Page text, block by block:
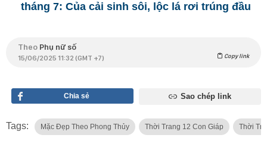
tháng 7: Của cải sinh sôi, lộc lá rơi trúng đầu
Theo Phụ nữ số
15/06/2025 11:32 (GMT +7) Copy link
Chia sẻ Sao chép link
Tags: Mặc Đẹp Theo Phong Thủy Thời Trang 12 Con Giáp Thời